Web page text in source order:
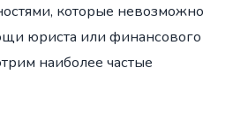
которые невозможно
юриста или финансового
наиболее частые